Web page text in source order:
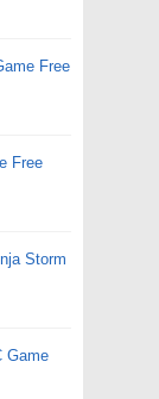
Free
Free
Storm
Game